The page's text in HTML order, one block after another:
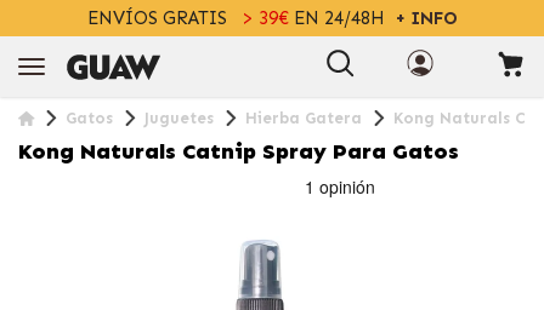
ENVÍOS GRATIS > 39€EN 24/48H + INFO
Gatos Juguetes Hierba Gatera Kong Naturals
Kong Naturals Catnip Spray Para Gatos